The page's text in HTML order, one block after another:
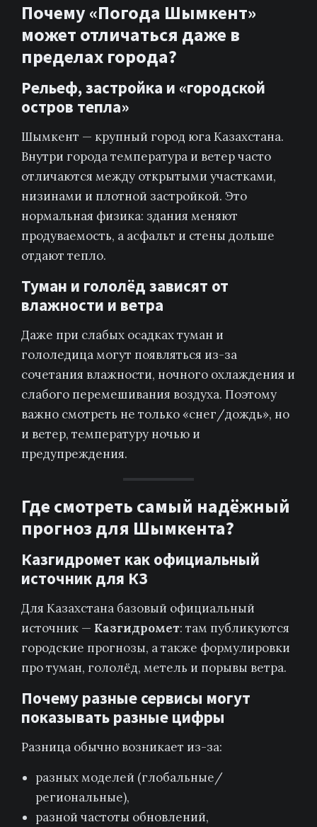
Почему «Погода Шымкент»
может отличаться даже в
пределах города?
Рельеф, застройка и «городской
остров тепла»
Шымкент — крупный город юга Казахстана.
Внутри города температура и ветер часто
отличаются между открытыми участками,
низинами и плотной застройкой. Это
нормальная физика: здания меняют
продуваемость, а асфальт и стены дольше
отдают тепло.
Туман и гололёд зависят от
влажности и ветра
Даже при слабых осадках туман и
гололедица могут появляться из-за
сочетания влажности, ночного охлаждения и
слабого перемешивания воздуха. Поэтому
важно смотреть не только «снег/дождь», но
и ветер, температуру ночью и
предупреждения.
Где смотреть самый надёжный
прогноз для Шымкента?
Казгидромет как официальный
источник для КЗ
Для Казахстана базовый официальный
источник — Казгидромет: там публикуются
городские прогнозы, а также формулировки
про туман, гололёд, метель и порывы ветра.
Почему разные сервисы могут
показывать разные цифры
Разница обычно возникает из-за:
разных моделей (глобальные/
региональные),
разной частоты обновлений,